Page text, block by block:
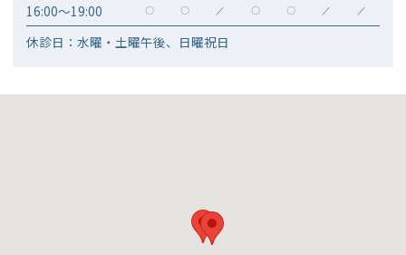
16:00～19:00 〇 〇 ／ 〇 〇 ／ ／
休診日：水曜・土曜午後、日曜祝日